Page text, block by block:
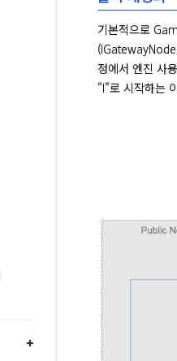
기본적으로
정에서 엔진 사
"I"로 시작하는